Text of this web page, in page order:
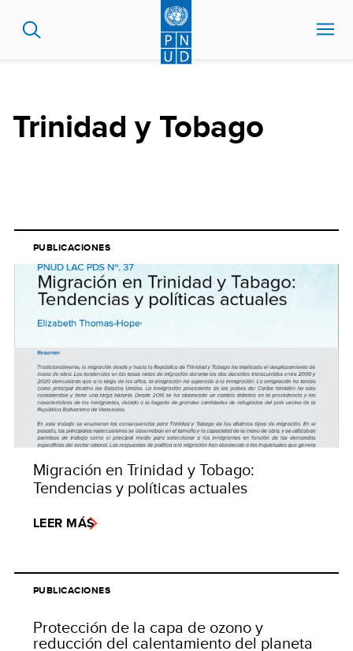
contenido
Trinidad y Tobago
PUBLICACIONES
Migración en Trinidad y Tobago:
Tendencias y políticas actuales
LEER MÁS
PUBLICACIONES
Protección de la capa de ozono y
reducción del calentamiento del planeta